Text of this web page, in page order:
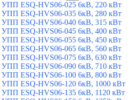
УПП ESQ-HVS06-025 6кВ, 220 кВт
УПП ESQ-HVS06-035 6кВ, 280 кВт
УПП ESQ-HVS06-040 6кВ, 315 кВт
УПП ESQ-HVS06-045 6кВ, 400 кВт
УПП ESQ-HVS06-055 6кВ, 450 кВт
УПП ESQ-HVS06-065 6кВ, 560 кВт
УПП ESQ-HVS06-075 6кВ, 630 кВт
УПП ESQ-HVS06-090 6кВ, 710 кВт
УПП ESQ-HVS06-100 6кВ, 800 кВт
УПП ESQ-HVS06-120 6кВ, 1000 кВт
УПП ESQ-HVS06-135 6кВ, 1120 кВт